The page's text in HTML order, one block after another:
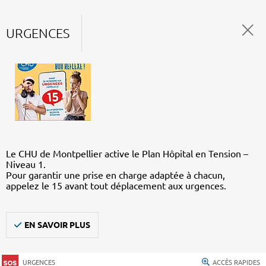
URGENCES
Le CHU de Montpellier active le Plan Hôpital en Tension –
Niveau 1.
Pour garantir une prise en charge adaptée à chacun,
appelez le 15 avant tout déplacement aux urgences.
EN SAVOIR PLUS
URGENCES ACCÈS RAPIDES